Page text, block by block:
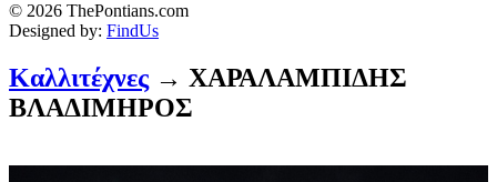
© 2026 ThePontians.com
Designed by: FindUs
Καλλιτέχνες → ΧΑΡΑΛΑΜΠΙΔΗΣ
ΒΛΑΔΙΜΗΡΟΣ